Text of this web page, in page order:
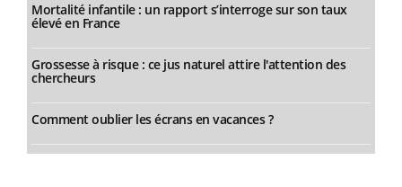
Mortalité infantile : un rapport s’interroge sur son taux
élevé en France
Grossesse à risque : ce jus naturel attire l'attention des
chercheurs
Comment oublier les écrans en vacances ?